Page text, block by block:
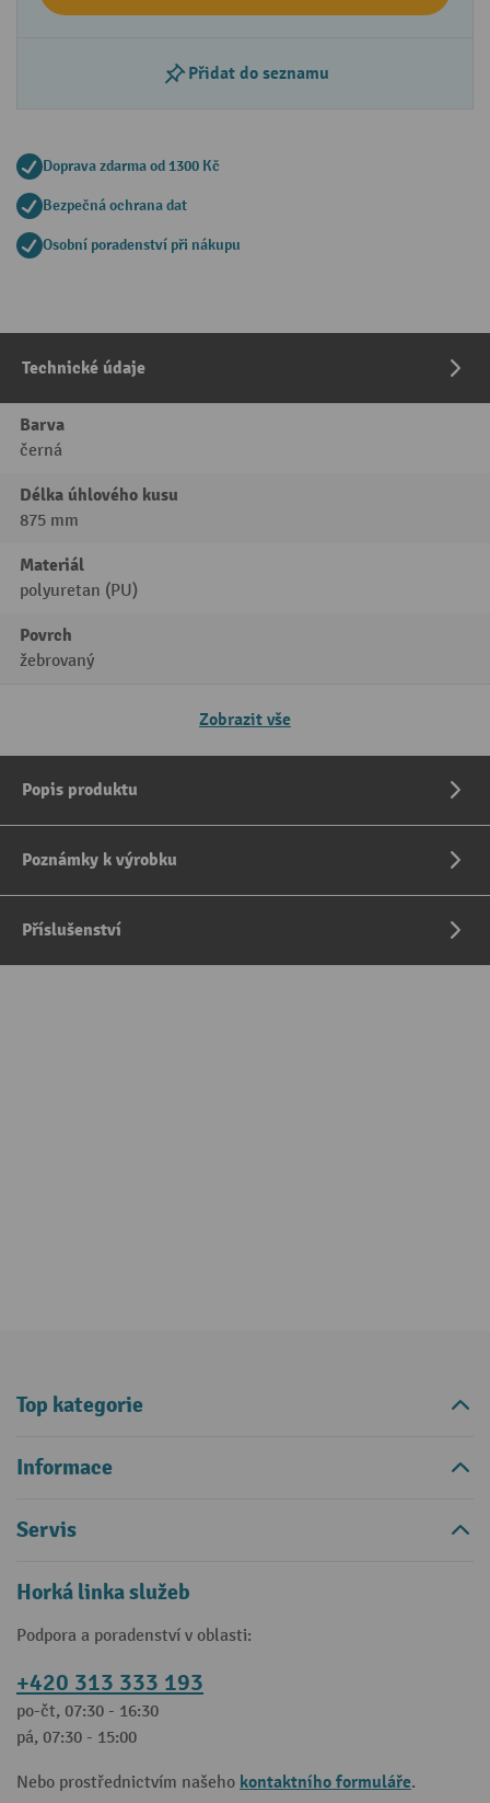
Přidat do seznamu
Doprava zdarma od 1300 Kč
Bezpečná ochrana dat
Osobní poradenství při nákupu
Technické údaje
Barva
černá
Délka úhlového kusu
875 mm
Materiál
polyuretan (PU)
Povrch
žebrovaný
Zobrazit vše
Popis produktu
Poznámky k výrobku
Příslušenství
Top kategorie
Informace
Servis
Horká linka služeb
Podpora a poradenství v oblasti:
+420 313 333 193
po-čt, 07:30 - 16:30
pá, 07:30 - 15:00
Nebo prostřednictvím našeho kontaktního formuláře.